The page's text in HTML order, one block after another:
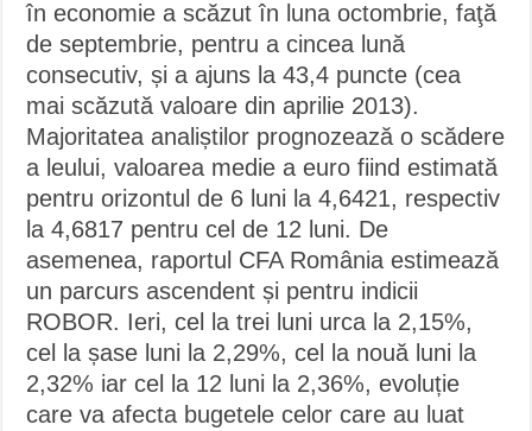
în economie a scăzut în luna octombrie, faţă
de septembrie, pentru a cincea lună
consecutiv, și a ajuns la 43,4 puncte (cea
mai scăzută valoare din aprilie 2013).
Majoritatea analiștilor prognozează o scădere
a leului, valoarea medie a euro fiind estimată
pentru orizontul de 6 luni la 4,6421, respectiv
la 4,6817 pentru cel de 12 luni. De
asemenea, raportul CFA România estimează
un parcurs ascendent și pentru indicii
ROBOR. Ieri, cel la trei luni urca la 2,15%,
cel la șase luni la 2,29%, cel la nouă luni la
2,32% iar cel la 12 luni la 2,36%, evoluție
care va afecta bugetele celor care au luat